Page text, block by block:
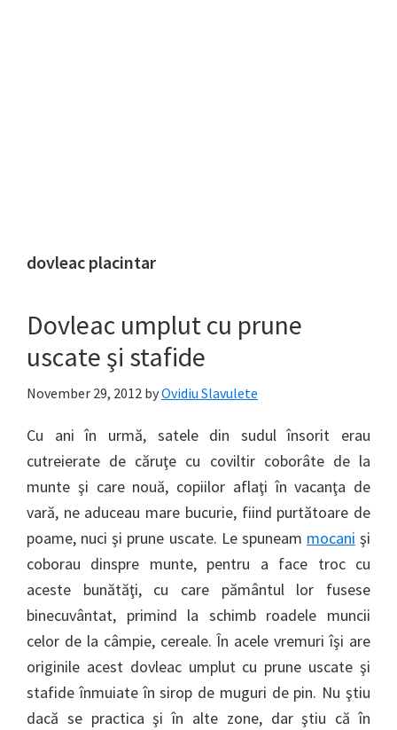
dovleac placintar
Dovleac umplut cu prune
uscate şi stafide
November 29, 2012 byOvidiu Slavulete
Cu ani în urmă, satele din sudul însorit erau
cutreierate de căruţe cu coviltir coborâte de la
munte şi care nouă, copiilor aflaţi în vacanţa de
vară, ne aduceau mare bucurie, fiind purtătoare de
poame, nuci şi prune uscate. Le spuneam mocani şi
coborau dinspre munte, pentru a face troc cu
aceste bunătăţi, cu care pământul lor fusese
binecuvântat, primind la schimb roadele muncii
celor de la câmpie, cereale. În acele vremuri îşi are
originile acest dovleac umplut cu prune uscate şi
stafide înmuiate în sirop de muguri de pin. Nu ştiu
dacă se practica şi în alte zone, dar ştiu că în